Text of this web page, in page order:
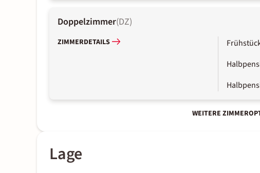
Doppelzimmer(DZ)
ZIMMERDETAILS
WEITERE
Lage